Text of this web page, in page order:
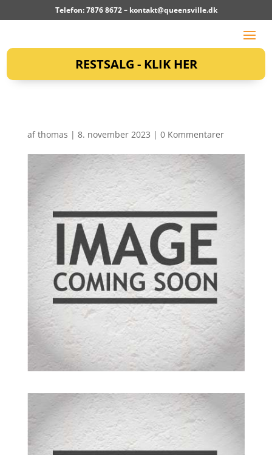
Telefon: 7876 8672 – kontakt@queensville.dk
RESTSALG - KLIK HER
afthomas | 8. november 2023 | 0 Kommentarer